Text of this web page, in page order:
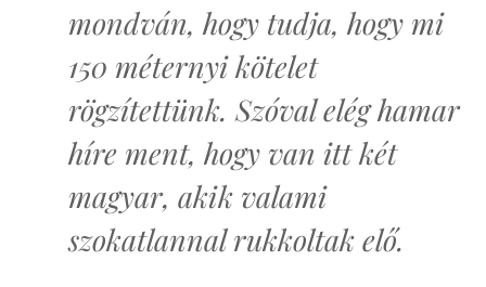
mondván, hogy tudja, hogy mi
150 méternyi kötelet
rögzítettünk. Szóval elég hamar
híre ment, hogy van itt két
magyar, akik valami
szokatlannal rukkoltak elő.